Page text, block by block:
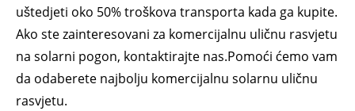
uštedjeti oko 50% troškova transporta kada ga kupite.
Ako ste zainteresovani za komercijalnu uličnu rasvjetu
na solarni pogon, kontaktirajte nas.Pomoći ćemo vam
da odaberete najbolju komercijalnu solarnu uličnu
rasvjetu.